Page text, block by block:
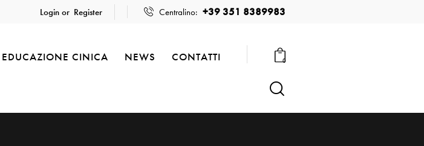
Login or Register Centralino: +39 351 8389983
EDUCAZIONE CINICA NEWS CONTATTI 0